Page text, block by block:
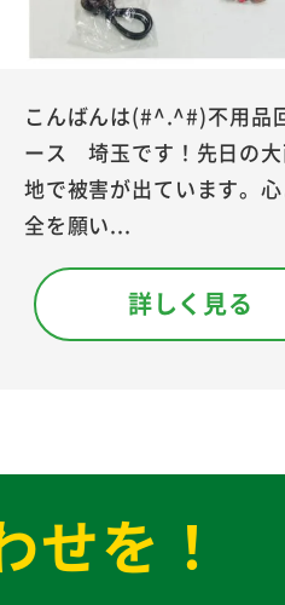
こんばんは(#^.^#)不用品
ース 埼玉です！先日の
地で被害が出ています。
全を願い...
詳しく見る
せを！